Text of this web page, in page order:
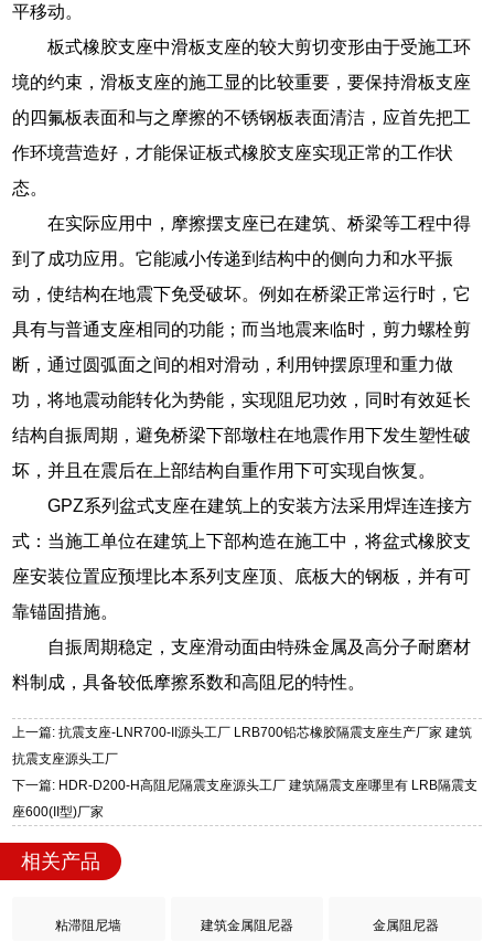
平移动。
板式橡胶支座中滑板支座的较大剪切变形由于受施工环
境的约束，滑板支座的施工显的比较重要，要保持滑板支座
的四氟板表面和与之摩擦的不锈钢板表面清洁，应首先把工
作环境营造好，才能保证板式橡胶支座实现正常的工作状
态。
在实际应用中，摩擦摆支座已在建筑、桥梁等工程中得
到了成功应用。它能减小传递到结构中的侧向力和水平振
动，使结构在地震下免受破坏。例如在桥梁正常运行时，它
具有与普通支座相同的功能；而当地震来临时，剪力螺栓剪
断，通过圆弧面之间的相对滑动，利用钟摆原理和重力做
功，将地震动能转化为势能，实现阻尼功效，同时有效延长
结构自振周期，避免桥梁下部墩柱在地震作用下发生塑性破
坏，并且在震后在上部结构自重作用下可实现自恢复。
GPZ系列盆式支座在建筑上的安装方法采用焊连连接方
式：当施工单位在建筑上下部构造在施工中，将盆式橡胶支
座安装位置应预埋比本系列支座顶、底板大的钢板，并有可
靠锚固措施。
自振周期稳定，支座滑动面由特殊金属及高分子耐磨材
料制成，具备较低摩擦系数和高阻尼的特性。
上一篇: 抗震支座-LNR700-II源头工厂 LRB700铅芯橡胶隔震支座生产厂家 建筑
抗震支座源头工厂
下一篇: HDR-D200-H高阻尼隔震支座源头工厂 建筑隔震支座哪里有 LRB隔震支
座600(II型)厂家
相关产品
粘滞阻尼墙 建筑金属阻尼器 金属阻尼器